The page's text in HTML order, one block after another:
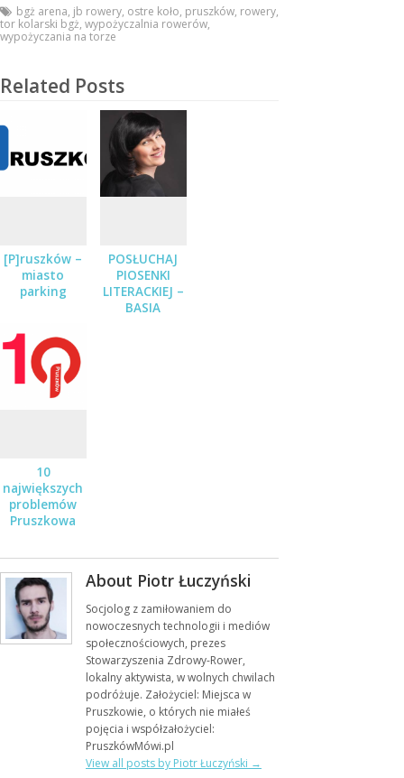
bgż arena, jb rowery, ostre koło, pruszków, rowery,
tor kolarski bgż, wypożyczalnia rowerów,
wypożyczania na torze
Related Posts
[P]ruszków –
miasto
parking
POSŁUCHAJ
PIOSENKI
LITERACKIEJ –
BASIA
10
największych
problemów
Pruszkowa
About Piotr Łuczyński
Socjolog z zamiłowaniem do
nowoczesnych technologii i mediów
społecznościowych, prezes
Stowarzyszenia Zdrowy-Rower,
lokalny aktywista, w wolnych chwilach
podróżuje. Założyciel: Miejsca w
Pruszkowie, o których nie miałeś
pojęcia i współzałożyciel:
PruszkówMówi.pl
View all posts by Piotr Łuczyński →